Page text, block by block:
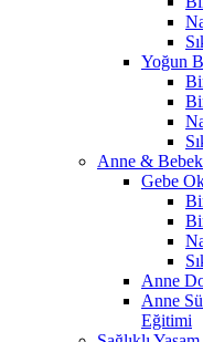
Yoğun
Anne &
Gebe
Anne
Anne
Eğitimi